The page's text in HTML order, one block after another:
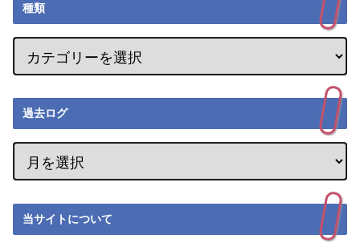
種類
過去ログ
当サイトについて